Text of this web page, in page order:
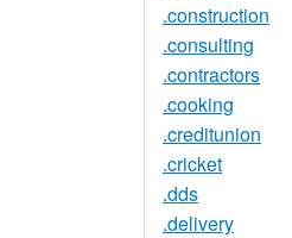
.construction
.consulting
.contractors
.cooking
.creditunion
.cricket
.dds
.delivery